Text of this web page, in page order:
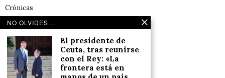
Crónicas
Noticias de deportes en España
Reflexiones
LINKS
NO OLVIDES...
El presidente de
Ceuta, tras reunirse
con el Rey: «La
frontera está en